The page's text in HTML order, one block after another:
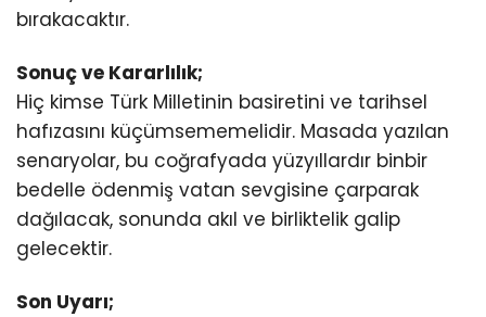
bırakacaktır.
Sonuç ve Kararlılık;
Hiç kimse Türk Milletinin basiretini ve tarihsel
hafızasını küçümsememelidir. Masada yazılan
senaryolar, bu coğrafyada yüzyıllardır binbir
bedelle ödenmiş vatan sevgisine çarparak
dağılacak, sonunda akıl ve birliktelik galip
gelecektir.
Son Uyarı;